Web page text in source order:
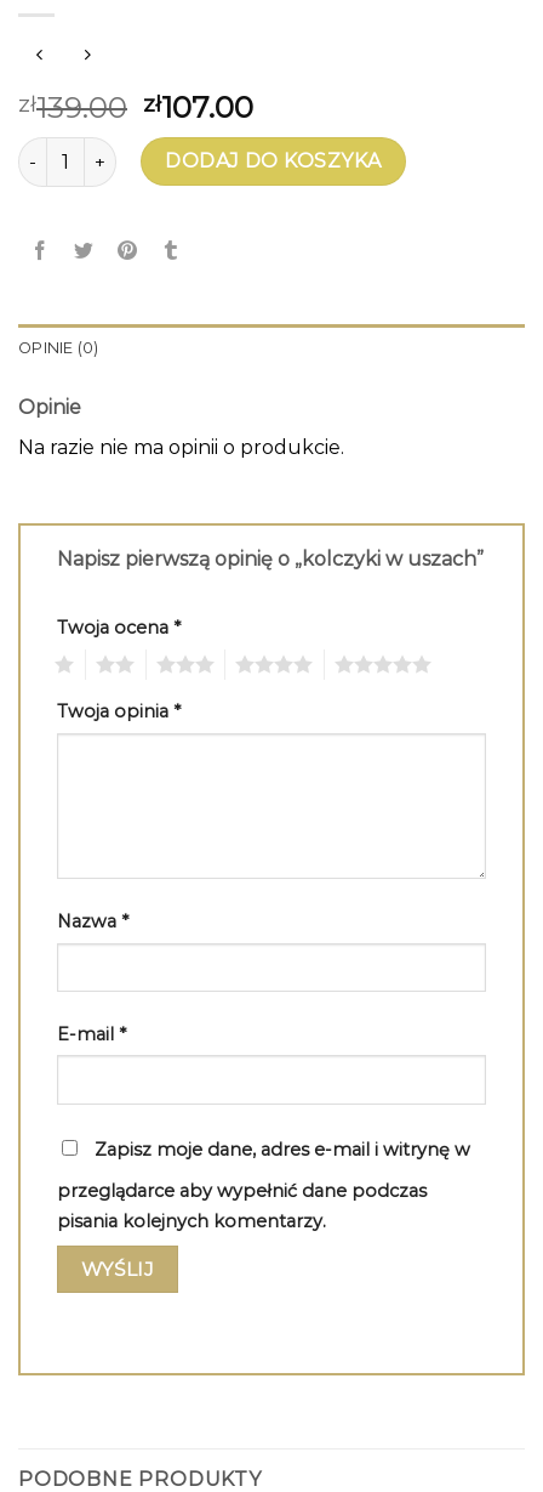
zł139.00 zł107.00
ilość kolczyki w uszachDODAJ DO KOSZYKA
OPINIE (0)
Opinie
Na razie nie ma opinii o produkcie.
Napisz pierwszą opinię o „kolczyki w uszach”
Twoja ocena *
Twoja opinia *
Nazwa *
E-mail *
Zapisz moje dane, adres e-mail i witrynę w
przeglądarce aby wypełnić dane podczas
pisania kolejnych komentarzy.
PODOBNE PRODUKTY